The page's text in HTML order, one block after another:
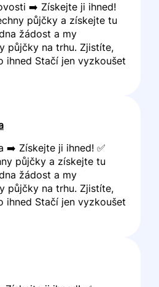
➡️ Získejte ji ihned!
půjčky a získejte tu
žádost a my
půjčky na trhu. Zjistíte,
ihned Stačí jen vyzkoušet
➡️ Získejte ji ihned! ✅
půjčky a získejte tu
žádost a my
půjčky na trhu. Zjistíte,
ihned Stačí jen vyzkoušet